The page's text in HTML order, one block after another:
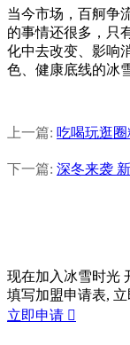
当今市场，百舸争
的事情还很多，只
化中去改变、影响
色、健康底线的冰
上一篇: 吃喝玩逛
下一篇: 深冬来袭
现在加入冰雪时光
填写加盟申请表,
立即申请 